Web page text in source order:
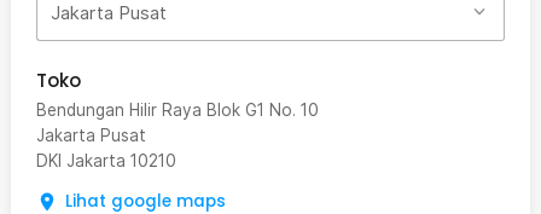
Jakarta Pusat
Toko
Bendungan Hilir Raya Blok G1 No. 10
Jakarta Pusat
DKI Jakarta 10210
Lihat google maps